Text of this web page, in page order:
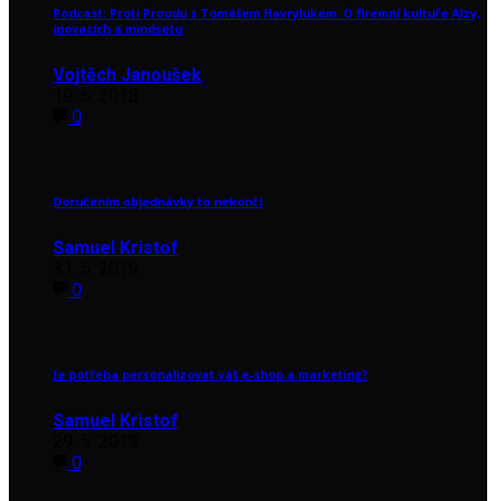
Podcast: Proti Proudu s Tomášem Havrylukem. O firemní kultuře Alzy,
inovacích a mindsetu
Vojtěch Janoušek
0
Doručením objednávky to nekončí
Samuel Kristof
0
Je potřeba personalizovat váš e-shop a marketing?
Samuel Kristof
0